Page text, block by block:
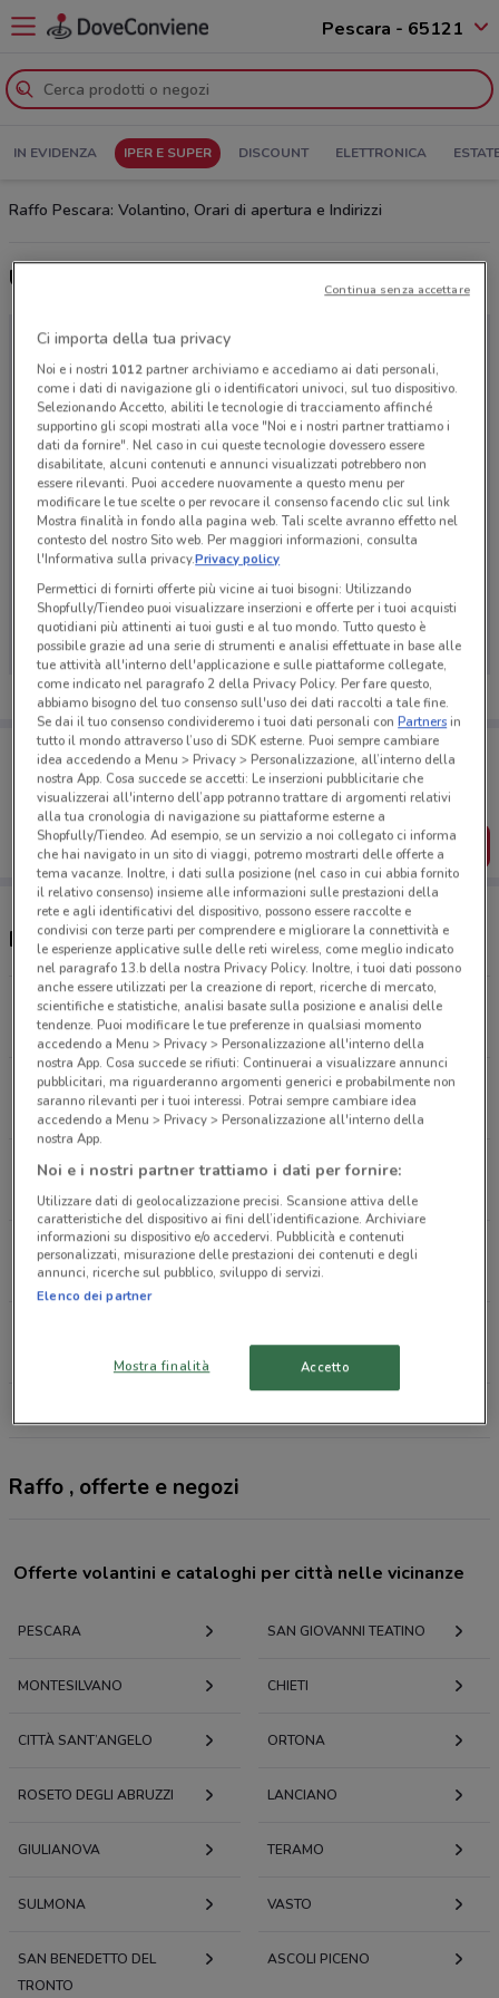
Pescara - 65121
IN EVIDENZA IPER E SUPER DISCOUNT ELETTRONICA
Raffo Pescara: Volantino, Orari di apertura e Indirizzi
Ultime offerte del volantino Raffo
Ci dispiace, al momento non abbiamo pubblicato
volantini nella tua zona. Riprova più tardi.
Porta DoveConviene sempre con te!
Puoi trovare le migliori offerte dei negozi vicino a te,
salvarle e creare la tua lista del risparmio, comodamente
dal tuo cellulare.
SCARICA L’APP
Negozi Raffo a Pescara
Via Bologna, 3 Pescara
111 m
APERTO
Strada Provinciale, 17 Pescara
586 m
APERTO
Via Emilia Pescara
606 m
APERTO
Viale Amerigo Vespucci, 82 Pescara
842 m
APERTO
894 m
APERTO
Raffo , offerte e negozi
Offerte volantini e cataloghi per città nelle vicinanze
PESCARA SAN GIOVANNI TEATINO
MONTESILVANO CHIETI
CITTÀ SANT’ANGELO ORTONA
ROSETO DEGLI ABRUZZI LANCIANO
GIULIANOVA TERAMO
SULMONA VASTO
SAN BENEDETTO DEL
TRONTO
ASCOLI PICENO
Ci importa della tua privacy
Noi e i nostri 1012partner archiviamo e accediamo ai dati personali,
come i dati di navigazione gli o identificatori univoci, sul tuo dispositivo.
Selezionando Accetto, abiliti le tecnologie di tracciamento affinché
supportino gli scopi mostrati alla voce "Noi e i nostri partner trattiamo i
dati da fornire". Nel caso in cui queste tecnologie dovessero essere
disabilitate, alcuni contenuti e annunci visualizzati potrebbero non
essere rilevanti. Puoi accedere nuovamente a questo menu per
modificare le tue scelte o per revocare il consenso facendo clic sul link
Mostra finalità in fondo alla pagina web. Tali scelte avranno effetto nel
contesto del nostro Sito web. Per maggiori informazioni, consulta
l'Informativa sulla privacy.Privacy policy
Permettici di fornirti offerte più vicine ai tuoi bisogni: Utilizzando
Shopfully/Tiendeo puoi visualizzare inserzioni e offerte per i tuoi acquisti
quotidiani più attinenti ai tuoi gusti e al tuo mondo. Tutto questo è
possibile grazie ad una serie di strumenti e analisi effettuate in base alle
tue attività all'interno dell'applicazione e sulle piattaforme collegate,
come indicato nel paragrafo 2 della Privacy Policy. Per fare questo,
abbiamo bisogno del tuo consenso sull'uso dei dati raccolti a tale fine.
Se dai il tuo consenso condivideremo i tuoi dati personali conPartnersin
tutto il mondo attraverso l’uso di SDK esterne. Puoi sempre cambiare
idea accedendo a Menu > Privacy > Personalizzazione, all’interno della
nostra App. Cosa succede se accetti: Le inserzioni pubblicitarie che
visualizzerai all'interno dell’app potranno trattare di argomenti relativi
alla tua cronologia di navigazione su piattaforme esterne a
Shopfully/Tiendeo. Ad esempio, se un servizio a noi collegato ci informa
che hai navigato in un sito di viaggi, potremo mostrarti delle offerte a
tema vacanze. Inoltre, i dati sulla posizione (nel caso in cui abbia fornito
il relativo consenso) insieme alle informazioni sulle prestazioni della
rete e agli identificativi del dispositivo, possono essere raccolte e
condivisi con terze parti per comprendere e migliorare la connettività e
le esperienze applicative sulle delle reti wireless, come meglio indicato
nel paragrafo 13.b della nostra Privacy Policy. Inoltre, i tuoi dati possono
anche essere utilizzati per la creazione di report, ricerche di mercato,
scientifiche e statistiche, analisi basate sulla posizione e analisi delle
tendenze. Puoi modificare le tue preferenze in qualsiasi momento
accedendo a Menu > Privacy > Personalizzazione all'interno della
nostra App. Cosa succede se rifiuti: Continuerai a visualizzare annunci
pubblicitari, ma riguarderanno argomenti generici e probabilmente non
saranno rilevanti per i tuoi interessi. Potrai sempre cambiare idea
accedendo a Menu > Privacy > Personalizzazione all'interno della
nostra App.
Noi e i nostri partner trattiamo i dati per fornire:
Utilizzare dati di geolocalizzazione precisi. Scansione attiva delle
caratteristiche del dispositivo ai fini dell’identificazione. Archiviare
informazioni su dispositivo e/o accedervi. Pubblicità e contenuti
personalizzati, misurazione delle prestazioni dei contenuti e degli
annunci, ricerche sul pubblico, sviluppo di servizi.
Elenco dei partner
Mostra finalità Accetto
Continua senza accettare